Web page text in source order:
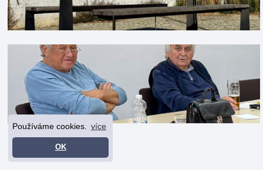
Používáme cookies. více
OK